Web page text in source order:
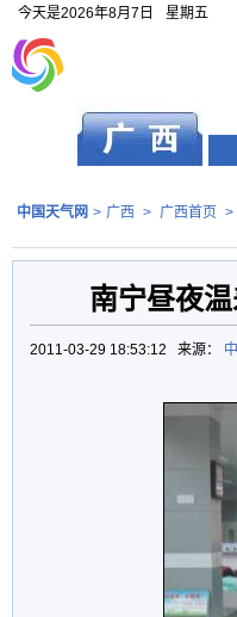
今天是2026年8月7日 星期五
中国天气网 > 广西 > 广西首页 >
南宁昼夜
2011-03-29 18:53:12 来源：